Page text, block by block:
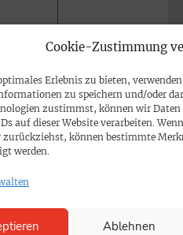
Cookie-Zustimmung
Erlebnis zu bieten,
zu speichern und/oder
zustimmst, können wir
auf dieser Website verarbeiten.
zurückziehst, können bestimmte
werden.
Ablehnen